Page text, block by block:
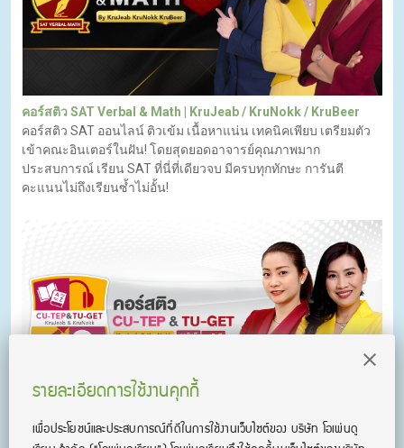
คอร์สติว SAT Verbal & Math | KruJeab / KruNokk / KruBeer
คอร์สติว SAT ออนไลน์ ติวเข้ม เนื้อหาแน่น เทคนิคเพียบ เตรียมตัว
เข้าคณะอินเตอร์ในฝัน! โดยสุดยอดอาจารย์คุณภาพมาก
ประสบการณ์ เรียน SAT ที่นี่ที่เดียวจบ มีครบทุกทักษะ การันตี
คะแนนไม่ถึงเรียนซ้ำไม่อั้น!
คอร์สติว CU-TEP & TU-GET l KruJeab & KruNokk
รายละเอียดการใช้งานคุกกี้
เพื่อประโยชน์และประสบการณ์ที่ดีในการใช้งานเว็บไซต์ของ บริษัท โอเพ่นดู